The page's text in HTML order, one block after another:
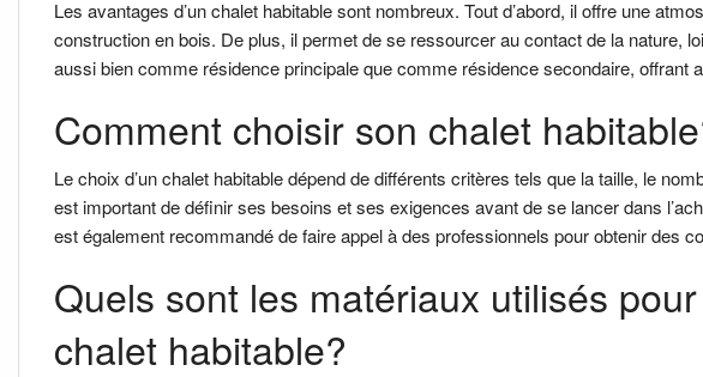
Les avantages d’un chalet habitable sont nombreux. Tout d’abord, il offre une
construction en bois. De plus, il permet de se ressourcer au contact de la nature,
aussi bien comme résidence principale que comme résidence secondaire, offrant
Comment choisir son chalet
Le choix d’un chalet habitable dépend de différents critères tels que la taille, le
est important de définir ses besoins et ses exigences avant de se lancer dans
est également recommandé de faire appel à des professionnels pour obtenir des
Quels sont les matériaux utilisés
chalet habitable?